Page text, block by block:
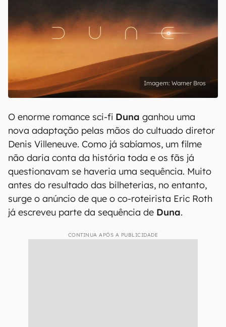
Warner Bros
O enorme romance sci-fi Duna ganhou uma
nova adaptação pelas mãos do cultuado diretor
Denis Villeneuve. Como já sabíamos, um filme
não daria conta da história toda e os fãs já
questionavam se haveria uma sequência. Muito
antes do resultado das bilheterias, no entanto,
surge o anúncio de que o co-roteirista Eric Roth
já escreveu parte da sequência de Duna.
CONTINUA APÓS A PUBLICIDADE